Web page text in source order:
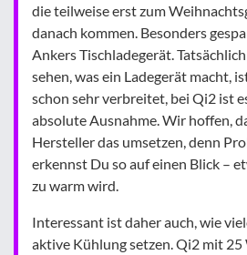
die teilweise erst zum
danach kommen. Besonders
Ankers Tischladegerät.
sehen, was ein Ladegerät macht,
schon sehr verbreitet, bei Qi2 ist
absolute Ausnahme. Wir hoffen,
Hersteller das umsetzen, denn
erkennst Du so auf einen Blick –
zu warm wird.
Interessant ist daher auch, wie
aktive Kühlung setzen. Qi2 mit